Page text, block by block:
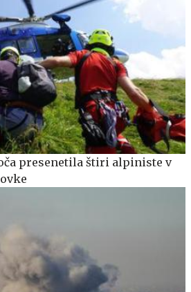
presenetila štiri alpiniste v